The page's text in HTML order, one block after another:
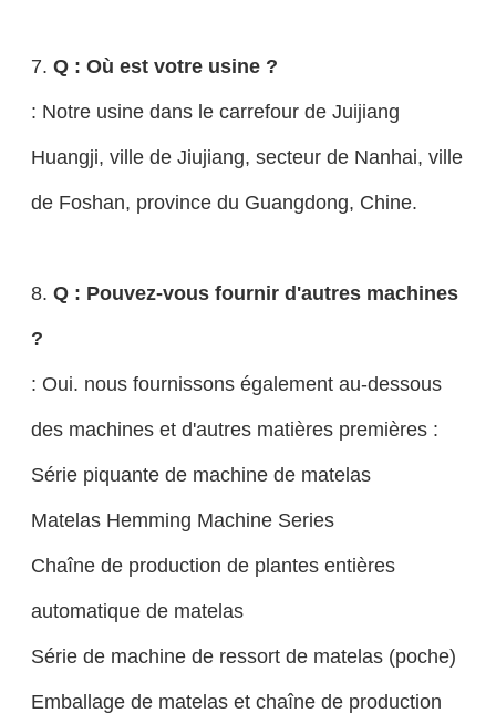
7. Q : Où est votre usine ?
: Notre usine dans le carrefour de Juijiang
Huangji, ville de Jiujiang, secteur de Nanhai, ville
de Foshan, province du Guangdong, Chine.
8. Q : Pouvez-vous fournir d'autres machines
?
: Oui. nous fournissons également au-dessous
des machines et d'autres matières premières :
Série piquante de machine de matelas
Matelas Hemming Machine Series
Chaîne de production de plantes entières
automatique de matelas
Série de machine de ressort de matelas (poche)
Emballage de matelas et chaîne de production